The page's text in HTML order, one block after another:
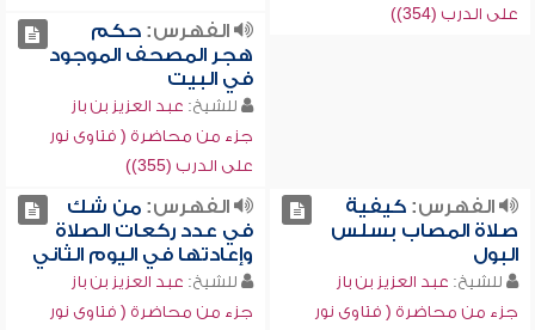
على الدرب (354))
الفهرس:حكم
هجر المصحف الموجود
في البيت
للشيخ: عبد العزيز بن باز
جزء من محاضرة ( فتاوى نور
على الدرب (355))
الفهرس:كيفية
صلاة المصاب بسلس
البول
للشيخ: عبد العزيز بن باز
جزء من محاضرة ( فتاوى نور
الفهرس:من شك
في عدد ركعات الصلاة
وإعادتها في اليوم الثاني
للشيخ: عبد العزيز بن باز
جزء من محاضرة ( فتاوى نور